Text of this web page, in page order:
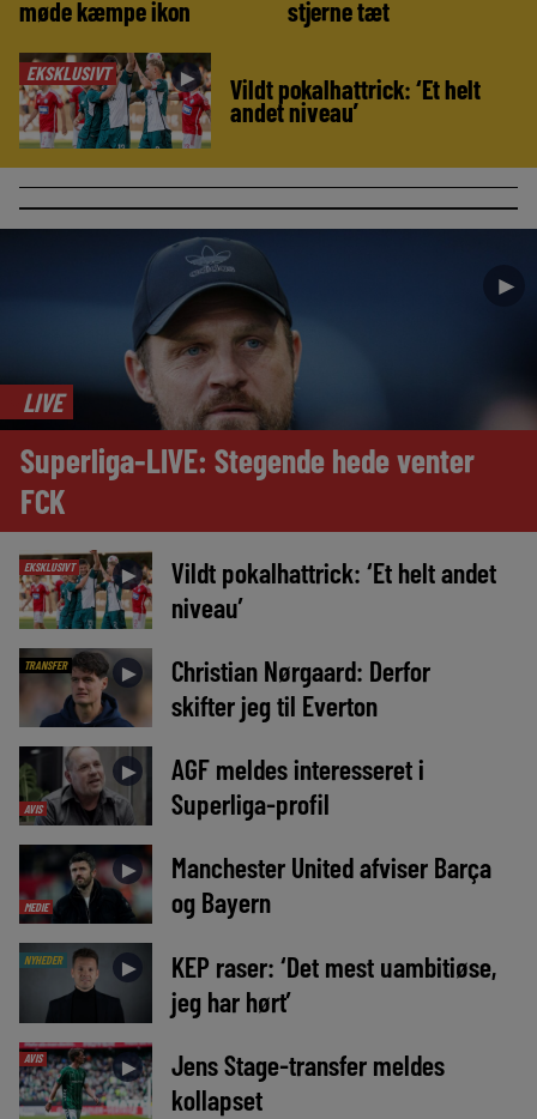
møde kæmpe ikon stjerne tæt
EKSKLUSIVT ► Vildt pokalhattrick: ‘Et helt
andet niveau’
►
LIVE
Superliga-LIVE: Stegende hede venter
FCK
EKSKLUSIVT ►
Vildt pokalhattrick: ‘Et helt andet
niveau’
TRANSFER ►
Christian Nørgaard: Derfor
skifter jeg til Everton
AVIS
►
AGF meldes interesseret i
Superliga-profil
MEDIE
►
Manchester United afviser Barça
og Bayern
NYHEDER ►
KEP raser: ‘Det mest uambitiøse,
jeg har hørt’
AVIS ►
Jens Stage-transfer meldes
kollapset